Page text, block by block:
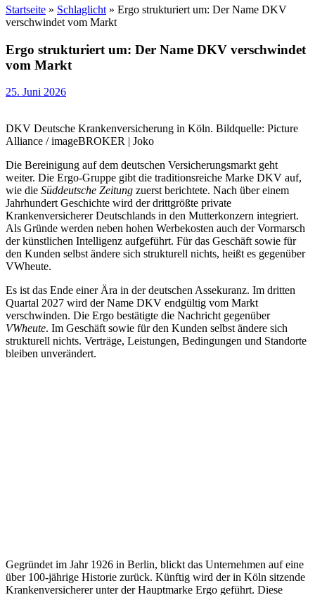
Startseite » Schlaglicht » Ergo strukturiert um: Der Name DKV
verschwindet vom Markt
Ergo strukturiert um: Der Name DKV verschwindet
vom Markt
25. Juni 2026
DKV Deutsche Krankenversicherung in Köln. Bildquelle: Picture
Alliance / imageBROKER | Joko
Die Bereinigung auf dem deutschen Versicherungsmarkt geht
weiter. Die Ergo-Gruppe gibt die traditionsreiche Marke DKV auf,
wie die Süddeutsche Zeitung zuerst berichtete. Nach über einem
Jahrhundert Geschichte wird der drittgrößte private
Krankenversicherer Deutschlands in den Mutterkonzern integriert.
Als Gründe werden neben hohen Werbekosten auch der Vormarsch
der künstlichen Intelligenz aufgeführt. Für das Geschäft sowie für
den Kunden selbst ändere sich strukturell nichts, heißt es gegenüber
VWheute.
Es ist das Ende einer Ära in der deutschen Assekuranz. Im dritten
Quartal 2027 wird der Name DKV endgültig vom Markt
verschwinden. Die Ergo bestätigte die Nachricht gegenüber
VWheute. Im Geschäft sowie für den Kunden selbst ändere sich
strukturell nichts. Verträge, Leistungen, Bedingungen und Standorte
bleiben unverändert.
Gegründet im Jahr 1926 in Berlin, blickt das Unternehmen auf eine
über 100-jährige Historie zurück. Künftig wird der in Köln sitzende
Krankenversicherer unter der Hauptmarke Ergo geführt. Diese